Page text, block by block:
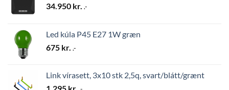
34.950 kr. .-
Led kúla P45 E27 1W græn
675 kr. .-
Link vírasett, 3x10 stk 2,5q, svart/blátt/grænt